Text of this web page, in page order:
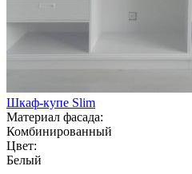
Шкаф-купе Slim
Материал фасада:
Комбинированный
Цвет:
Белый